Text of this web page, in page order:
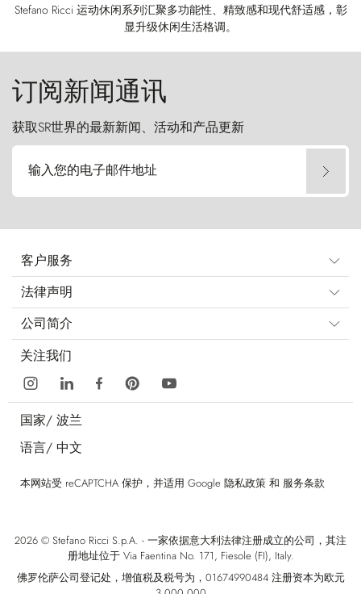
Stefano Ricci 运动休闲系列汇聚多功能性、精致感和现代舒适感，彰
显升级休闲生活格调。
订阅新闻通讯
获取SR世界的最新新闻、活动和产品更新
输入您的电子邮件地址
客户服务
法律声明
公司简介
关注我们
国家/ 波兰
语言/ 中文
本网站受 reCAPTCHA 保护，并适用 Google 隐私政策 和 服务条款
2026 © Stefano Ricci S.p.A. - 一家依据意大利法律注册成立的公司，其注
册地址位于 Via Faentina No. 171, Fiesole (FI), Italy.
佛罗伦萨公司登记处，增值税及税号为，01674990484 注册资本为欧元